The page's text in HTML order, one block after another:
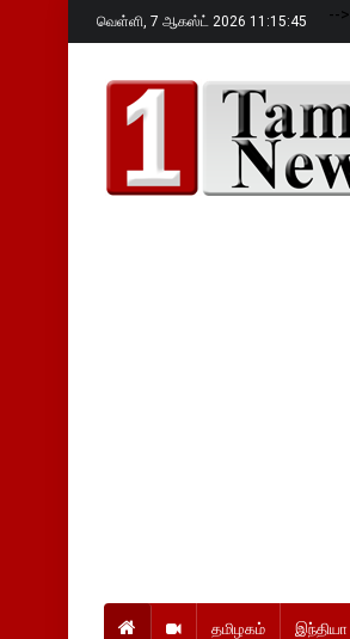
வெள்ளி, 7 ஆகஸ்ட் 2026 11:15:46 -->
தமிழகம் இந்தியா